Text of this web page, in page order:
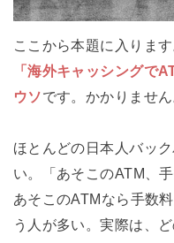
ここから本題に入りま
「海外キャッシングで
ウソです。かかりません
ほとんどの日本人バッ
い。「あそこのATM、
あそこのATMなら手数
う人が多い。実際は、